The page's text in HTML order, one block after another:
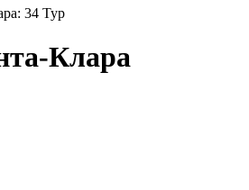
34 Тур
Клара